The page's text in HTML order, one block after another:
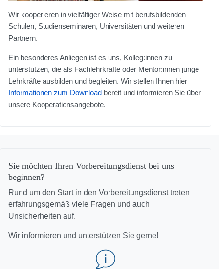
Wir kooperieren in vielfältiger Weise mit berufsbildenden
Schulen, Studienseminaren, Universitäten und weiteren
Partnern.
Ein besonderes Anliegen ist es uns, Kolleg:innen zu
unterstützen, die als Fachlehrkräfte oder Mentor:innen junge
Lehrkräfte ausbilden und begleiten. Wir stellen Ihnen hier
Informationen zum Download bereit und informieren Sie über
unsere Kooperationsangebote.
Sie möchten Ihren Vorbereitungsdienst bei uns
beginnen?
Rund um den Start in den Vorbereitungsdienst treten
erfahrungsgemäß viele Fragen und auch
Unsicherheiten auf.
Wir informieren und unterstützen Sie gerne!